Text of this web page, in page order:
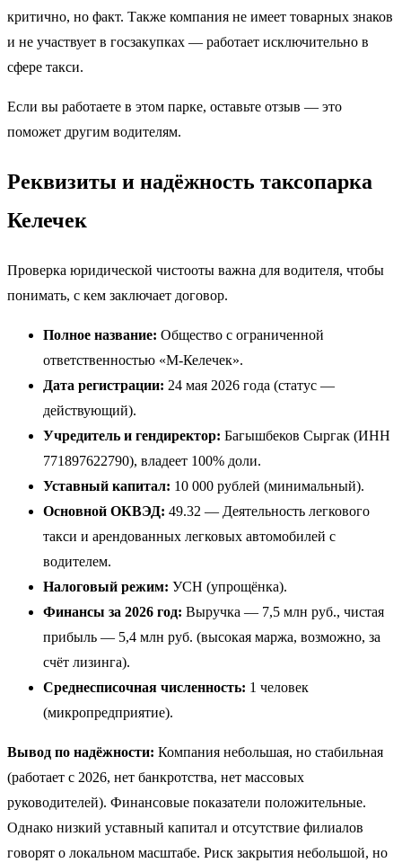
критично, но факт. Также компания не имеет товарных знаков
и не участвует в госзакупках — работает исключительно в
сфере такси.
Если вы работаете в этом парке, оставьте отзыв — это
поможет другим водителям.
Реквизиты и надёжность таксопарка
Келечек
Проверка юридической чистооты важна для водителя, чтобы
понимать, с кем заключает договор.
Полное название: Общество с ограниченной
ответственностью «М-Келечек».
Дата регистрации: 24 мая 2026 года (статус —
действующий).
Учредитель и гендиректор: Багышбеков Сыргак (ИНН
771897622790), владеет 100% доли.
Уставный капитал: 10 000 рублей (минимальный).
Основной ОКВЭД: 49.32 — Деятельность легкового
такси и арендованных легковых автомобилей с
водителем.
Налоговый режим: УСН (упрощёнка).
Финансы за 2026 год: Выручка — 7,5 млн руб., чистая
прибыль — 5,4 млн руб. (высокая маржа, возможно, за
счёт лизинга).
Среднесписочная численность: 1 человек
(микропредприятие).
Вывод по надёжности: Компания небольшая, но стабильная
(работает с 2026, нет банкротства, нет массовых
руководителей). Финансовые показатели положительные.
Однако низкий уставный капитал и отсутствие филиалов
говорят о локальном масштабе. Риск закрытия небольшой, но